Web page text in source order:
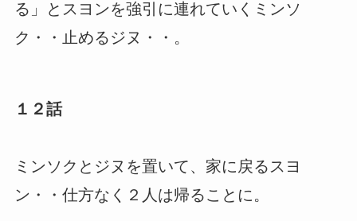
る」とスヨンを強引に連れていくミンソ
ク・・止めるジヌ・・。
１２話
ミンソクとジヌを置いて、家に戻るスヨ
ン・・仕方なく２人は帰ることに。